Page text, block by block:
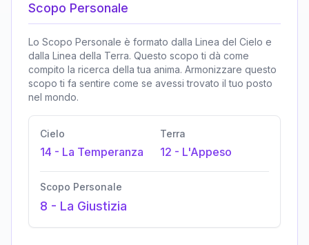
Scopo Personale
Lo Scopo Personale è formato dalla Linea del Cielo e
dalla Linea della Terra. Questo scopo ti dà come
compito la ricerca della tua anima. Armonizzare questo
scopo ti fa sentire come se avessi trovato il tuo posto
nel mondo.
Cielo
14 - La Temperanza
Terra
12 - L'Appeso
Scopo Personale
8 - La Giustizia